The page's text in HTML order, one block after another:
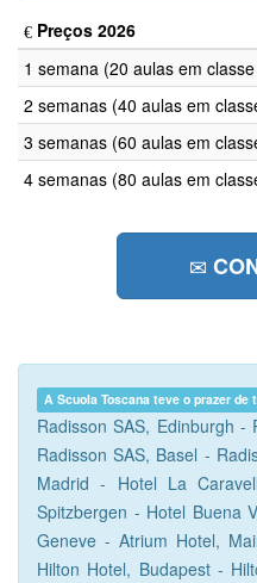
Preços 2026
1 semana (20 aulas em
2 semanas (40 aulas em
3 semanas (60 aulas em
4 semanas (80 aulas em
A Scuola Toscana teve o prazer
Radisson SAS, Edinburgh
Radisson SAS, Basel -
Madrid - Hotel La
Spitzbergen - Hotel Buena
Geneve - Atrium Hotel,
Hilton Hotel, Budapest -